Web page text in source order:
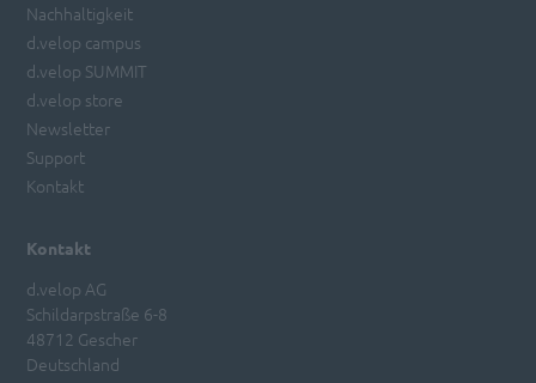
Kontakt
d.velop AG
Schildarpstraße 6-8
48712 Gescher
Deutschland
Nachhaltigkeit
d.velop campus
d.velop SUMMIT
d.velop store
Newsletter
Support
Kontakt